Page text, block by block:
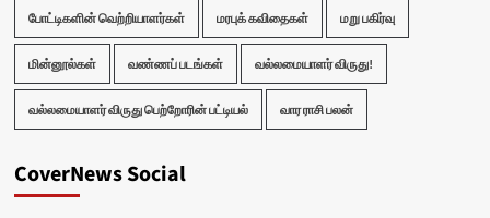
போட்டிகளின் வெற்றியாளர்கள் மரபுக் கவிதைகள் மறு பகிர்வு
மின்னூல்கள் வண்ணப் படங்கள் வல்லமையாளர் விருது!
வல்லமையாளர் விருது பெற்றோரின் பட்டியல் வார ராசி பலன்
CoverNews Social